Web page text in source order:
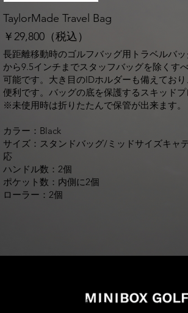
TaylorMade Travel Bag
￥29,800（税込）
長距離移動時のゴルフバッグ用トラベルバ
から9.5インチまでスタッフバッグを除くす
可能です。大き目のIDホルダーも備えてお
便利です。バッグの底を保護するスキッドプ
※未使用時は折りたたんで保管が出来ます。
カラー：Black
サイズ：スタンドバッグ/ミッドサイズキャ
応
ハンドル数：2個
ポケット数：内側に2個
ローラー：2個
info@miniboxgolf.com